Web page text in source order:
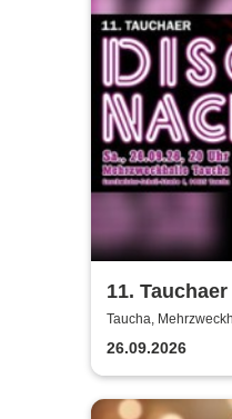
11.
Taucha,
26.09.2026